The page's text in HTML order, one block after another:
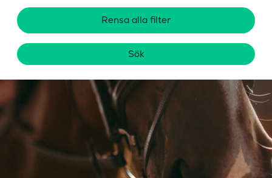
Rensa alla filter
Sök